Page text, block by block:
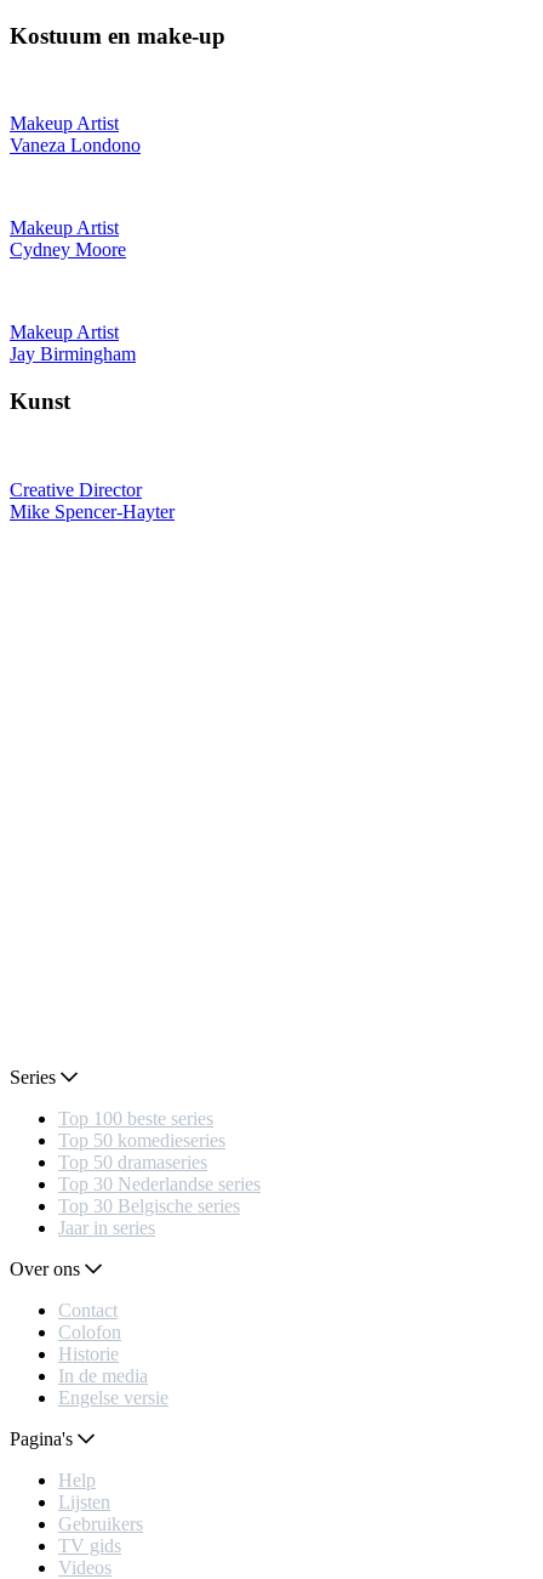
Kostuum en make-up
Makeup Artist
Vaneza Londono
Makeup Artist
Cydney Moore
Makeup Artist
Jay Birmingham
Kunst
Creative Director
Mike Spencer-Hayter
Series
Top 100 beste series
Top 50 komedieseries
Top 50 dramaseries
Top 30 Nederlandse series
Top 30 Belgische series
Jaar in series
Over ons
Contact
Colofon
Historie
In de media
Engelse versie
Pagina's
Help
Lijsten
Gebruikers
TV gids
Videos